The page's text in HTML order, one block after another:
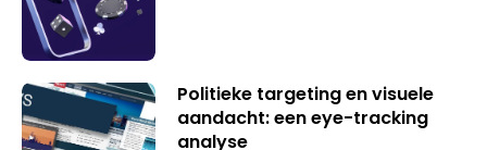
Politieke targeting en visuele
aandacht: een eye-tracking
analyse